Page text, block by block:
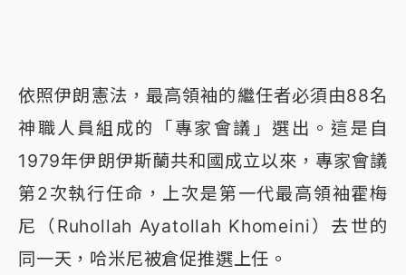
依照伊朗憲法，最高領袖的繼任者必須由88名
神職人員組成的「專家會議」選出。這是自
1979年伊朗伊斯蘭共和國成立以來，專家會議
第2次執行任命，上次是第一代最高領袖霍梅
尼（Ruhollah Ayatollah Khomeini）去世的
同一天，哈米尼被倉促推選上任。